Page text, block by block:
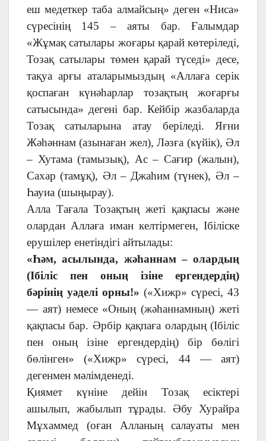
еш медеткер таба алмайсың» деген «Ниса»
сүресінің 145 – аяты бар. Ғалымдар
«Жұмақ сатылары жоғары қарай көтеріледі,
Тозақ сатылары төмен қарай түседі» десе,
тақуа арғы аталарымыздың «Аллаға серік
қоспаған күнәһарлар тозақтың жоғарғы
сатысында» дегені бар. Кейбір жазбаларда
Тозақ сатыларына атау беріледі. Яғни
Жәһәннам (азынаған жел), Ләзға (күйік), Әл
– Хутама (тамызық), Ас – Сағир (жалын),
Сахар (тамұқ), Әл – Джаһим (түнек), Әл –
Һауиа (шыңырау).
Алла Тағала Тозақтың жеті қақпасы және
олардан Аллаға иман келтірмеген, Ібіліске
ерушілер енетіндігі айтылады:
«Һәм, асылында, жәһаннам – олардың
(Ібіліс пен оның ізіне ергендердің)
бәрінің уәделі орны!» («Хижр» сүресі, 43
— аят) немесе «Оның (жәһаннамның) жеті
қақпасы бар. Әрбір қақпаға олардың (Ібіліс
пен оның ізіне ергендердің) бір бөлігі
бөлінген» («Хижр» сүресі, 44 — аят)
дегенмен мәлімденеді.
Қиямет күніне дейін Тозақ есіктері
ашылып, жабылып тұрады. Әбу Хурайра
Мұхаммед (оған Алланың салауаты мен